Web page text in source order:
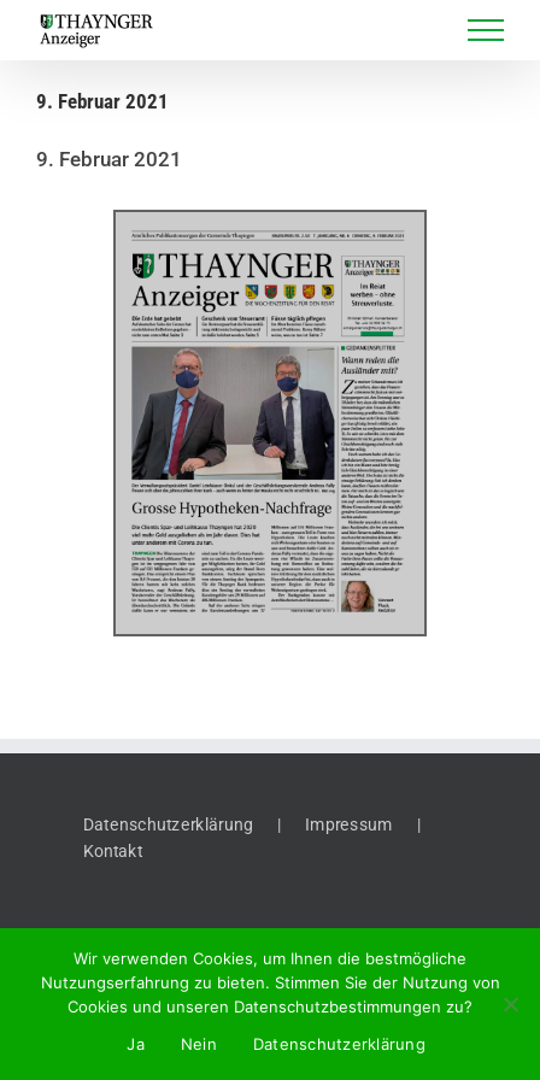
9. Februar 2021
9. Februar 2021
Datenschutzerklärung
Impressum
Kontakt
2026 "Thaynger Anzeiger", Meier + Cie AG, Vordergasse 58, 8201
Schaffhausen
Wir verwenden Cookies, um Ihnen die bestmögliche
Nutzungserfahrung zu bieten. Stimmen Sie der Nutzung von
Cookies und unseren Datenschutzbestimmungen zu?
Ja
Nein Datenschutzerklärung